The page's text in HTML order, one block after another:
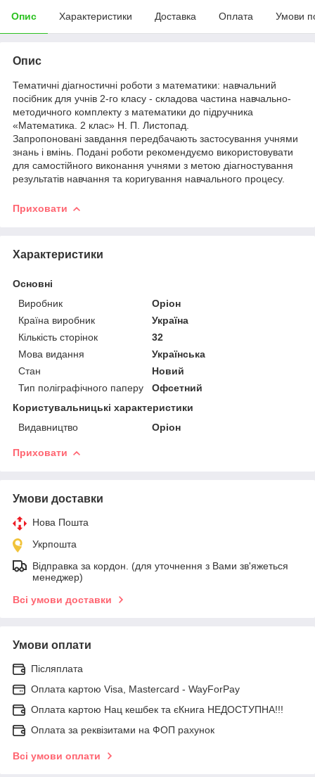
Опис Характеристики Доставка Оплата Умови
Опис
Тематичні діагностичні роботи з математики: навчальний
посібник для учнів 2-го класу - складова частина навчально-
методичного комплекту з математики до підручника
«Математика. 2 клас» Н. П. Листопад.
Запропоновані завдання передбачають застосування учнями
знань і вмінь. Подані роботи рекомендуємо використовувати
для самостійного виконання учнями з метою діагностування
результатів навчання та коригування навчального процесу.
Приховати
Характеристики
Основні
Виробник
Оріон
Країна виробник
Україна
Кількість сторінок
32
Мова видання
Українська
Стан
Новий
Тип поліграфічного паперу
Офсетний
Користувальницькі характеристики
Видавництво
Оріон
Приховати
Умови доставки
Нова Пошта
Укрпошта
Відправка за кордон. (для уточнення з Вами зв'яжеться
менеджер)
Всі умови доставки
Умови оплати
Післяплата
Оплата картою Visa, Mastercard - WayForPay
Оплата картою Нац кешбек та єКнига НЕДОСТУПНА!!!
Оплата за реквізитами на ФОП рахунок
Всі умови оплати